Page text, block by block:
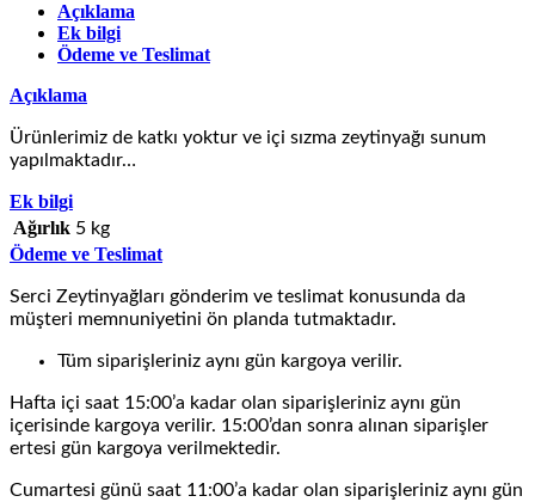
Açıklama
Ek bilgi
Ödeme ve Teslimat
Açıklama
Ürünlerimiz de katkı yoktur ve içi sızma zeytinyağı sunum
yapılmaktadır…
Ek bilgi
Ağırlık 5 kg
Ödeme ve Teslimat
Serci Zeytinyağları gönderim ve teslimat konusunda da
müşteri memnuniyetini ön planda tutmaktadır.
Tüm siparişleriniz aynı gün kargoya verilir.
Hafta içi saat 15:00’a kadar olan siparişleriniz aynı gün
içerisinde kargoya verilir. 15:00’dan sonra alınan siparişler
ertesi gün kargoya verilmektedir.
Cumartesi günü saat 11:00’a kadar olan siparişleriniz aynı gün